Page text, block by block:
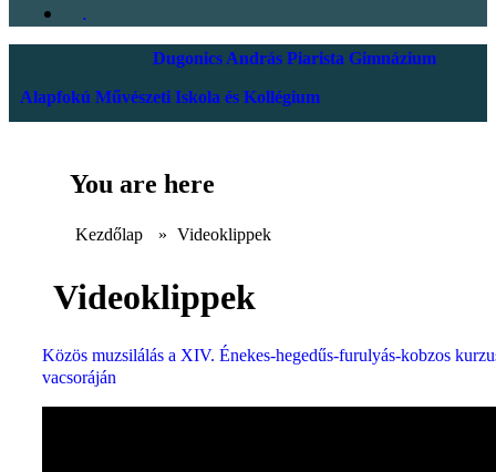
.
Dugonics András Piarista Gimnázium
Alapfokú Művészeti Iskola és Kollégium
You are here
Kezdőlap » Videoklippek
Videoklippek
Közös muzsilálás a XIV. Énekes-hegedűs-furulyás-kobzos
vacsoráján